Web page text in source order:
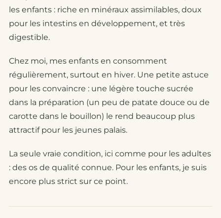
les enfants : riche en minéraux assimilables, doux
pour les intestins en développement, et très
digestible.
Chez moi, mes enfants en consomment
régulièrement, surtout en hiver. Une petite astuce
pour les convaincre : une légère touche sucrée
dans la préparation (un peu de patate douce ou de
carotte dans le bouillon) le rend beaucoup plus
attractif pour les jeunes palais.
La seule vraie condition, ici comme pour les adultes
: des os de qualité connue. Pour les enfants, je suis
encore plus strict sur ce point.